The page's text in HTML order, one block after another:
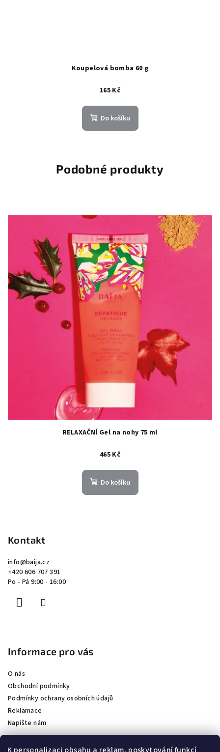
Koupelová bomba 60 g
165 Kč
Do košíku
Podobné produkty
RELAXAČNÍ Gel na nohy 75 ml
465 Kč
Do košíku
Kontakt
info@baija.cz
+420 606 707 391
Po - Pá 9:00 - 16:00
Informace pro vás
O nás
Obchodní podmínky
Podmínky ochrany osobních údajů
Reklamace
Napište nám